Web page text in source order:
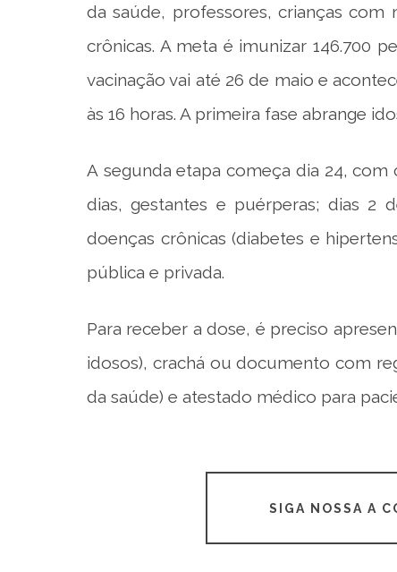
da saúde, professores, crianças
crônicas. A meta é imunizar 146.700
vacinação vai até 26 de maio e
às 16 horas. A primeira fase abrange
A segunda etapa começa dia 24, com
dias, gestantes e puérperas; dias 2
doenças crônicas (diabetes e
pública e privada.
Para receber a dose, é preciso
idosos), crachá ou documento com
da saúde) e atestado médico para
SIGA NOSSA A